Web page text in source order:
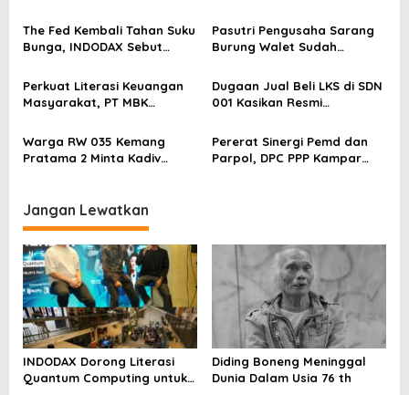
o
s
Blockchain
The Fed Kembali Tahan Suku
Bunga, INDODAX Sebut
Sentimen Pasar
Pasutri Pengusaha Sarang
Burung Walet Sudah
Pelapor Desak Polda Jambi
Segera Lakukan Penahanan
Perkuat Literasi Keuangan
Masyarakat, PT MBK
Karpet Masjid di Pakuhaji
Dugaan Jual Beli LKS di SDN
001 Kasikan Resmi
Kampar, Pemred – Pimum
Metroterkini.id Desak Usut
Kasus Ini
Warga RW 035 Kemang
Pratama 2 Minta Kadiv
Metro Bekasi Kota
Pererat Sinergi Pemd dan
Parpol, DPC PPP Kampar
Jangan Lewatkan
INDODAX Dorong Literasi
Quantum Computing untuk
Diding Boneng Meninggal
Dunia Dalam Usia 76 th